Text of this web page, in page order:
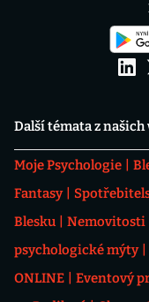
Další témata z našich
Moje Psychologie
Fantasy
Blesku
Nemovitosti
psychologické mýty
ONLINE
Eventový